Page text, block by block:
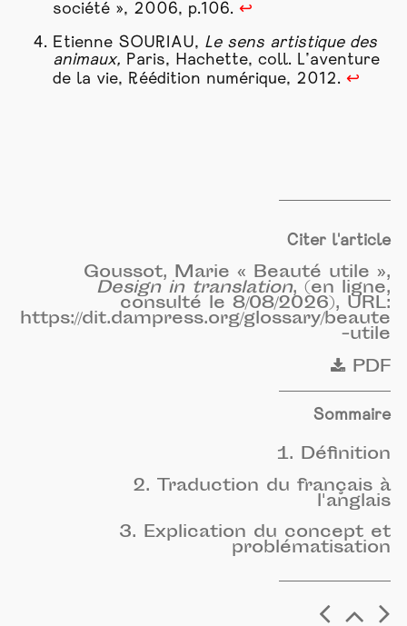
société », 2006, p.106. ↩
Etienne SOURIAU, Le sens artistique des
animaux, Paris, Hachette, coll. L’aventure
de la vie, Réédition numérique, 2012. ↩
Citer l'article
Goussot, Marie « Beauté utile »,
Design in translation, (en ligne,
consulté le 8/08/2026), URL:
https://dit.dampress.org/glossary/beaute
-utile
PDF
Sommaire
1. Définition
2. Traduction du français à
l'anglais
3. Explication du concept et
problématisation